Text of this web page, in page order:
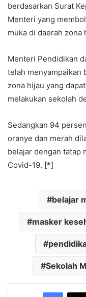
berdasarkan Surat
Menteri yang
muka di daerah zona
Menteri Pendidikan
telah menyampaikan
zona hijau yang
melakukan sekolah
Sedangkan 94
oranye dan merah
belajar dengan tatap
Covid-19. [*]
belajar
masker
Sekolah